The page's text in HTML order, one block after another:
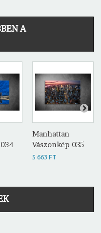
A
Manhattan
Vászonkép 035
5 663 FT